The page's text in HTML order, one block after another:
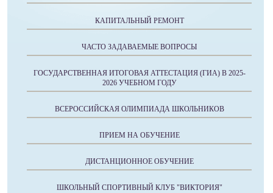
КАПИТАЛЬНЫЙ РЕМОНТ
ЧАСТО ЗАДАВАЕМЫЕ ВОПРОСЫ
ГОСУДАРСТВЕННАЯ ИТОГОВАЯ АТТЕСТАЦИЯ (ГИА) В 2025-
2026 УЧЕБНОМ ГОДУ
ВСЕРОССИЙСКАЯ ОЛИМПИАДА ШКОЛЬНИКОВ
ПРИЕМ НА ОБУЧЕНИЕ
ДИСТАНЦИОННОЕ ОБУЧЕНИЕ
ШКОЛЬНЫЙ СПОРТИВНЫЙ КЛУБ "ВИКТОРИЯ"